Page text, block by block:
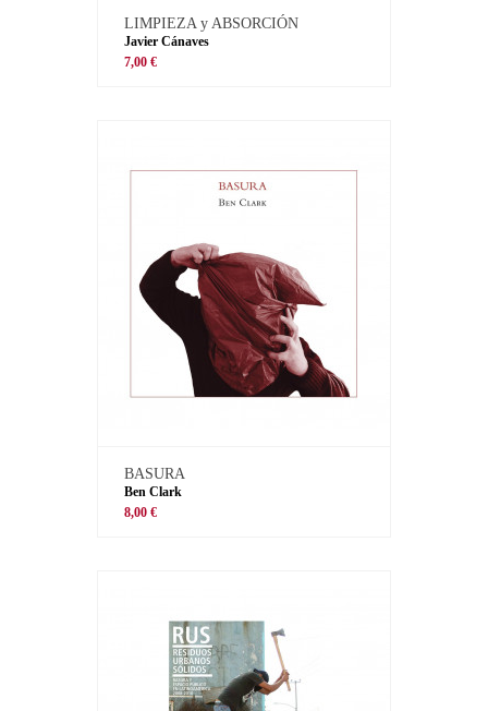
LIMPIEZA y ABSORCIÓN
Javier Cánaves
7,00 €
BASURA
Ben Clark
8,00 €